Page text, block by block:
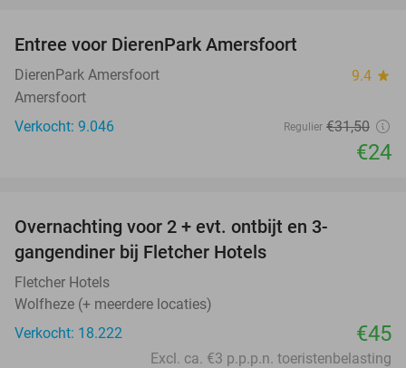
Entree voor DierenPark Amersfoort
DierenPark Amersfoort 9.4 star
Amersfoort
Verkocht: 9.046
Regulier €31,50
€24
Overnachting voor 2 + evt. ontbijt en 3-
gangendiner bij Fletcher Hotels
Fletcher Hotels
Wolfheze (+ meerdere locaties)
Verkocht: 18.222
€45
Excl. ca. €3 p.p.p.n. toeristenbelasting